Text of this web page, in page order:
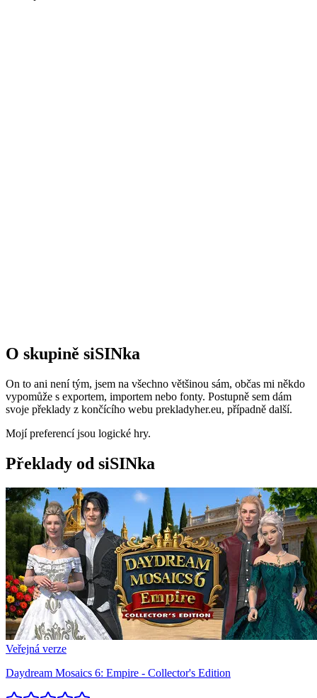
O skupině siSINka
On to ani není tým, jsem na všechno většinou sám, občas mi někdo
vypomůže s exportem, importem nebo fonty. Postupně sem dám
svoje překlady z končícího webu prekladyher.eu, případně další.
Mojí preferencí jsou logické hry.
Překlady od siSINka
Veřejná verze
Daydream Mosaics 6: Empire - Collector's Edition